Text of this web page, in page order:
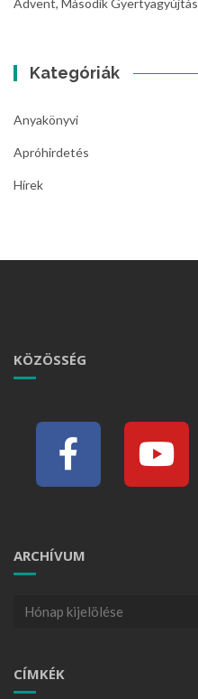
Advent, Második Gyertyagyújtás
Kategóriák
Anyakönyvi
Apróhirdetés
Hírek
KÖZÖSSÉG
ARCHÍVUM
CÍMKÉK